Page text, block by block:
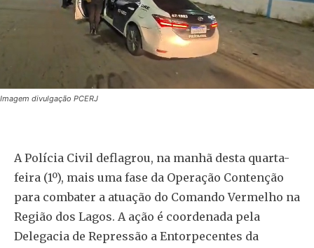
Imagem divulgação PCERJ
A Polícia Civil deflagrou, na manhã desta quarta-
feira (1º), mais uma fase da Operação Contenção
para combater a atuação do Comando Vermelho na
Região dos Lagos. A ação é coordenada pela
Delegacia de Repressão a Entorpecentes da